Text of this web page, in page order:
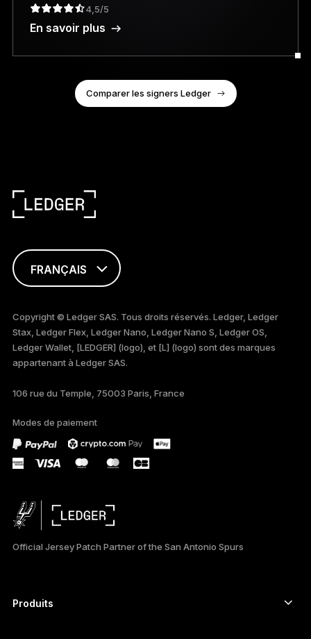
4,5/5
En savoir plus
Comparer les signers Ledger
FRANÇAIS
TÜRKÇE
DEUTSCH
PORTUGUÊS
ESPAÑOL
РУССКИЙ
日本語
Copyright © Ledger SAS. Tous droits réservés. Ledger, Ledger
Stax, Ledger Flex, Ledger Nano, Ledger Nano S, Ledger OS,
Ledger Wallet, [LEDGER] (logo), et [L] (logo) sont des marques
appartenant à Ledger SAS.
106 rue du Temple, 75003 Paris, France
Modes de paiement
Official Jersey Patch Partner of the San Antonio Spurs
Produits